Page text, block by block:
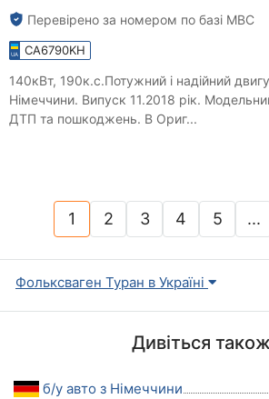
Перевірено за номером по базі МВС
CA6790KH
140кВт, 190к.с.Потужний і надійний
Німеччини. Випуск 11.2018 рік. Модельний
ДТП та пошкоджень. В Ориг...
1(current)
2 3 4 5 ...
Фольксваген Туран в Україні
Дивіться
б/у авто з Німеччини